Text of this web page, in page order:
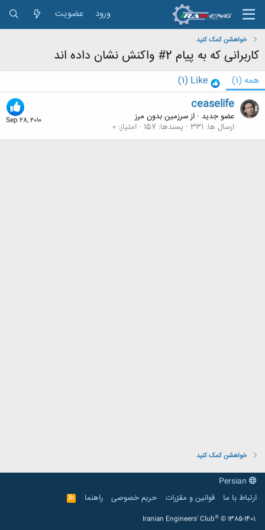
ورود عضویت
خواهشن کمک کنید
کاربرانی که به پیام 2# واکنش نشان داده اند
همه (1)
Like
(1)
Sep 28, 2010
ceaselife
عضو جدید · ازسرزمین بدون مرز
ارسال ها 331 پسندها 157 امتیاز 0
خواهشن کمک کنید
ارتباط با ما
قوانین و مقرّرات حریم خصوصی راهنما
R
S
Iranian Engineers' Club® © 1385-1401.